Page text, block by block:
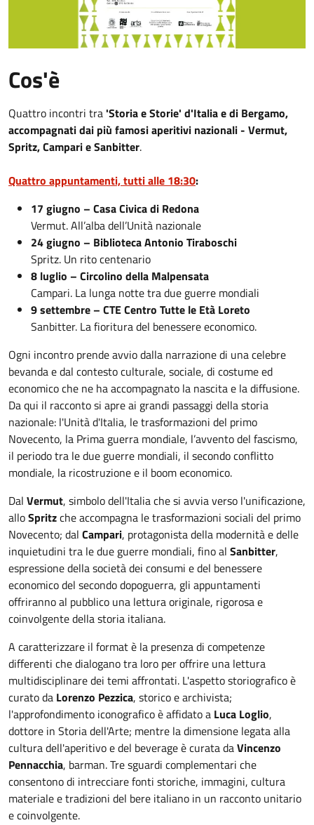
Cos'è
Quattro incontri tra 'Storia e Storie' d'Italia e di Bergamo,
accompagnati dai più famosi aperitivi nazionali - Vermut,
Spritz, Campari e Sanbitter.
Quattro appuntamenti, tutti alle 18:30:
17 giugno – Casa Civica di Redona
Vermut. All’alba dell’Unità nazionale
24 giugno – Biblioteca Antonio Tiraboschi
Spritz. Un rito centenario
8 luglio – Circolino della Malpensata
Campari. La lunga notte tra due guerre mondiali
9 settembre – CTE Centro Tutte le Età Loreto
Sanbitter. La fioritura del benessere economico.
Ogni incontro prende avvio dalla narrazione di una celebre
bevanda e dal contesto culturale, sociale, di costume ed
economico che ne ha accompagnato la nascita e la diffusione.
Da qui il racconto si apre ai grandi passaggi della storia
nazionale: l'Unità d'Italia, le trasformazioni del primo
Novecento, la Prima guerra mondiale, l’avvento del fascismo,
il periodo tra le due guerre mondiali, il secondo conflitto
mondiale, la ricostruzione e il boom economico.
Dal Vermut, simbolo dell'Italia che si avvia verso l'unificazione,
alloSpritzche accompagna le trasformazioni sociali del primo
Novecento; dal Campari, protagonista della modernità e delle
inquietudini tra le due guerre mondiali, fino al Sanbitter,
espressione della società dei consumi e del benessere
economico del secondo dopoguerra, gli appuntamenti
offriranno al pubblico una lettura originale, rigorosa e
coinvolgente della storia italiana.
A caratterizzare il format è la presenza di competenze
differenti che dialogano tra loro per offrire una lettura
multidisciplinare dei temi affrontati. L'aspetto storiografico è
curato da Lorenzo Pezzica, storico e archivista;
l'approfondimento iconografico è affidato a Luca Loglio,
dottore in Storia dell'Arte; mentre la dimensione legata alla
cultura dell'aperitivo e del beverage è curata daVincenzo
Pennacchia, barman. Tre sguardi complementari che
consentono di intrecciare fonti storiche, immagini, cultura
materiale e tradizioni del bere italiano in un racconto unitario
e coinvolgente.